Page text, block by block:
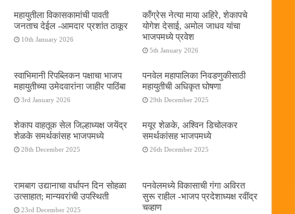
महायुतीला विकासकामांची पावती
जनताच देईल -आमदार प्रशांत ठाकूर
10th January 2026
काँग्रेस नेत्या माया अहिरे, शेकापचे
योगेश देसाई, अमोल जाधव यांचा
भाजपमध्ये प्रवेश
5th January 2026
स्वाभिमानी रिपब्लिकन पक्षाचा भाजप
महायुतीच्या उमेदवारांना जाहीर पाठिंबा
3rd January 2026
पनवेल महापालिका निवडणुकीसाठी
महायुतीची अधिकृत घोषणा
29th December 2025
शेकाप वाहतूक सेल जिल्हाध्यक्ष जयेंद्र
शेळके समर्थकांसह भाजपमध्ये
28th December 2025
मयूर शेळके, अश्विन डिचोलकर
समर्थकांसह भाजपमध्ये
26th December 2025
रामबाग उद्यानाचा वर्धापन दिन सोहळा
उत्साहात; मान्यवरांची उपस्थिती
23rd December 2025
पनवेलमध्ये विकासाची गंगा अविरत
सुरू राहील -भाजप प्रदेशाध्यक्ष रवींद्र
चव्हाण